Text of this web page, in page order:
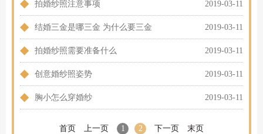
◆ 拍婚纱照注意事项 2019-03-11
◆ 结婚三金是哪三金 为什么要三金 2019-03-11
◆ 拍婚纱照需要准备什么 2019-03-11
◆ 创意婚纱照姿势 2019-03-11
◆ 胸小怎么穿婚纱 2019-03-11
首页 上一页 1 2 下一页 末页